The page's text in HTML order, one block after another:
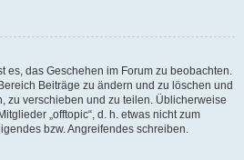
es, das Geschehen im Forum zu beobachten.
Beiträge zu ändern und zu löschen und
zu verschieben und zu teilen. Üblicherweise
„offtopic“, d. h. etwas nicht zum
bzw. Angreifendes schreiben.